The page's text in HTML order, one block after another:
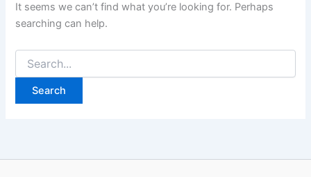
It seems we can’t find what you’re looking for. Perhaps
searching can help.